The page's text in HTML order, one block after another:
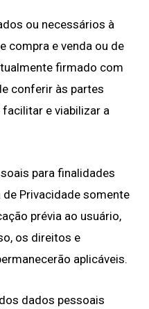
ou necessários à
compra e venda ou de
firmado com
conferir às partes
e viabilizar a
para finalidades
Privacidade somente
prévia ao usuário,
os direitos e
aplicáveis.
dados pessoais